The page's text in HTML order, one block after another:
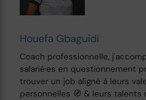
Houefa Gbaguidi
Coach professionnelle,
salarié·es en questionnement
trouver un job aligné à leurs
personnelles 🧭 & leurs talents